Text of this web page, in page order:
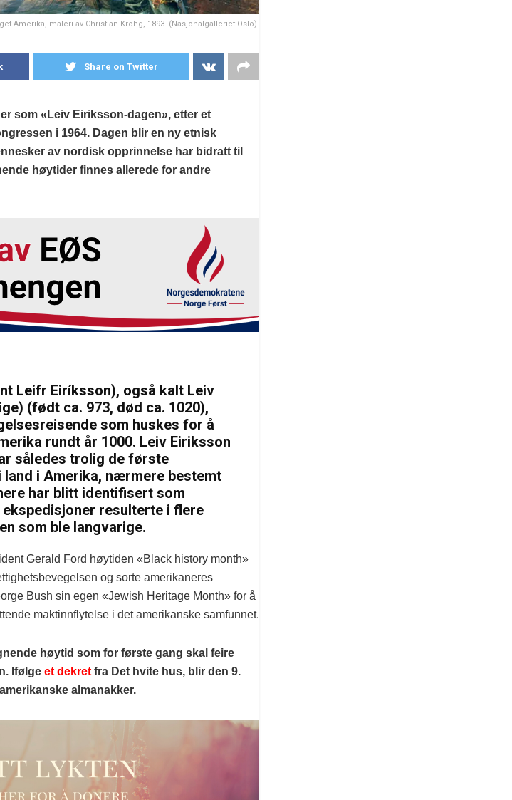
Amerika, maleri av Christian Krohg, 1893. (Nasjonalgalleriet Oslo).
Share on Twitter
som «Leiv Eiriksson-dagen», etter et
i 1964. Dagen blir en ny etnisk
av nordisk opprinnelse har bidratt til
høytider finnes allerede for andre
Leifr Eiríksson), også kalt Leiv
(født ca. 973, død ca. 1020),
som huskes for å
rundt år 1000. Leiv Eiriksson
således trolig de første
land i Amerika, nærmere bestemt
har blitt identifisert som
resulterte i flere
som ble langvarige.
Gerald Ford høytiden «Black history month»
og sorte amerikaneres
Bush sin egen «Jewish Heritage Month» for å
maktinnflytelse i det amerikanske samfunnet.
høytid som for første gang skal feire
Ifølge et dekret fra Det hvite hus, blir den 9.
almanakker.